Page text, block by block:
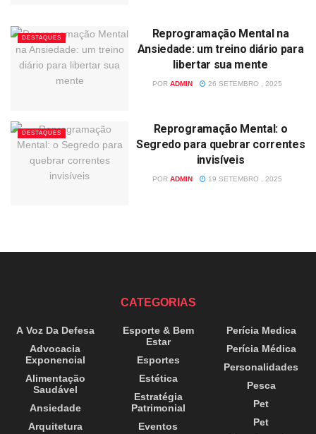
DESTAQUES
Reprogramação Mental na
Ansiedade: um treino diário para
libertar sua mente
POR ADMIN 26 SETEMBRO , 2025
DESTAQUES
Reprogramação Mental: o
Segredo para quebrar correntes
invisíveis
POR ADMIN 19 SETEMBRO , 2025
CATEGORIAS
A Voz Da Defesa
Advocacia
Exponencial
Alimentação
Saudável
Ansiedade
Arquitetura
Esporte & Bem
Estar
Esportes
Estética
Estratégia
Patrimonial
Eventos
Perícia Medica
Perícia Médica
Personalidades
Pesca
Pet
Pet